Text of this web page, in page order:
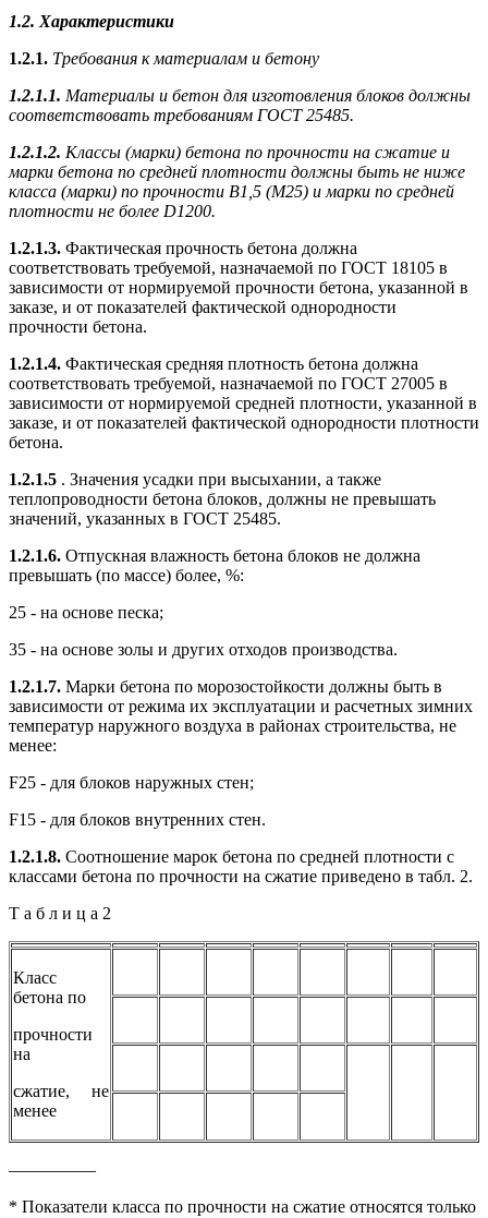
1.2. Характеристики
1.2.1. Требования к материалам и бетону
1.2.1.1. Материалы и бетон для изготовления блоков должны
соответствовать требованиям ГОСТ 25485.
1.2.1.2. Классы (марки) бетона по прочности на сжатие и
марки бетона по средней плотности должны быть не ниже
класса (марки) по прочности В1,5 (М25) и марки по средней
плотности не более D1200.
1.2.1.3. Фактическая прочность бетона должна
соответствовать требуемой, назначаемой по ГОСТ 18105 в
зависимости от нормируемой прочности бетона, указанной в
заказе, и от показателей фактической однородности
прочности бетона.
1.2.1.4. Фактическая средняя плотность бетона должна
соответствовать требуемой, назначаемой по ГОСТ 27005 в
зависимости от нормируемой средней плотности, указанной в
заказе, и от показателей фактической однородности плотности
бетона.
1.2.1.5 . Значения усадки при высыхании, а также
теплопроводности бетона блоков, должны не превышать
значений, указанных в ГОСТ 25485.
1.2.1.6. Отпускная влажность бетона блоков не должна
превышать (по массе) более, %:
25 - на основе песка;
35 - на основе золы и других отходов производства.
1.2.1.7. Марки бетона по морозостойкости должны быть в
зависимости от режима их эксплуатации и расчетных зимних
температур наружного воздуха в районах строительства, не
менее:
F25 - для блоков наружных стен;
F15 - для блоков внутренних стен.
1.2.1.8. Соотношение марок бетона по средней плотности с
классами бетона по прочности на сжатие приведено в табл. 2.
Т а б л и ц а 2
Класс
бетона по
прочности
на
сжатие, не
менее
––––––––––
* Показатели класса по прочности на сжатие относятся только